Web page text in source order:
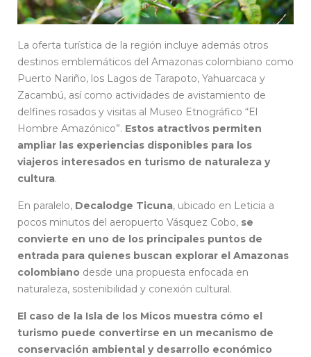
La oferta turística de la región incluye además otros
destinos emblemáticos del Amazonas colombiano como
Puerto Nariño, los Lagos de Tarapoto, Yahuarcaca y
Zacambú, así como actividades de avistamiento de
delfines rosados y visitas al Museo Etnográfico “El
Hombre Amazónico”. Estos atractivos permiten
ampliar las experiencias disponibles para los
viajeros interesados en turismo de naturaleza y
cultura.
En paralelo, Decalodge Ticuna, ubicado en Leticia a
pocos minutos del aeropuerto Vásquez Cobo, se
convierte en uno de los principales puntos de
entrada para quienes buscan explorar el Amazonas
colombiano desde una propuesta enfocada en
naturaleza, sostenibilidad y conexión cultural.
El caso de la Isla de los Micos muestra cómo el
turismo puede convertirse en un mecanismo de
conservación ambiental y desarrollo económico